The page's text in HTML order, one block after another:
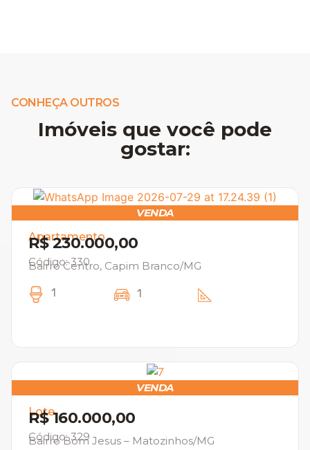
CONHEÇA OUTROS
Imóveis que você pode
gostar:
VENDA
Apartamento
R$ 230.000,00
Código: 330
Bairro Centro, Capim Branco/MG
1 1
VENDA
Lote
R$ 160.000,00
Código: 329
Bairro Bom Jesus – Matozinhos/MG